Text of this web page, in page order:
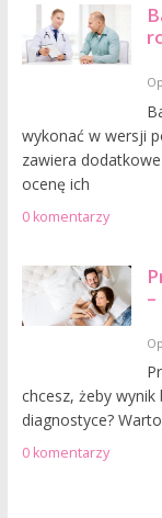
wykonać w wersji
zawiera
ocenę ich
0 komentarzy
chcesz, żeby
diagnostyce?
0 komentarzy